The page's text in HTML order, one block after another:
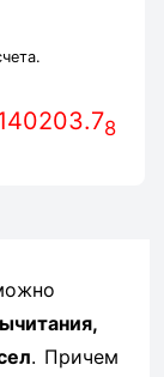
8
. Причем